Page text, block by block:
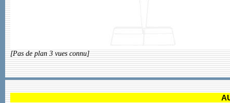
[Pas de plan 3 vues connu]